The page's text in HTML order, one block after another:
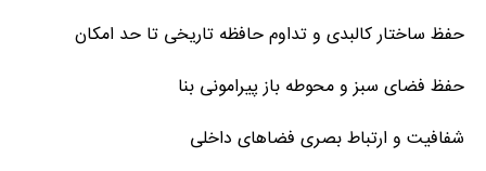
حفظ ساختار کالبدی و تداوم حافظه تاریخی تا حد امکان
حفظ فضای سبز و محوطه باز پیرامونی بنا
شفافیت و ارتباط بصری فضاهای داخلی